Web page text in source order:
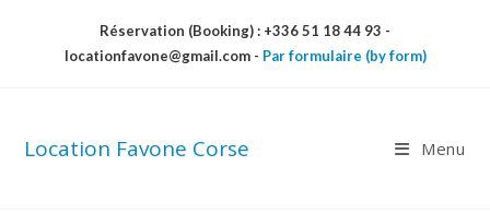
Réservation (Booking) : +336 51 18 44 93 -
locationfavone@gmail.com- Par formulaire (by form)
Location Favone Corse Menu